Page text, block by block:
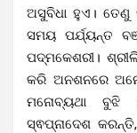
ଅସୁବିଧା ହୁଏ। ତେଣୁ
ସମୟ ପର୍ଯ୍ୟନ୍ତ
ପଦ୍ମକେଶରୀ।
କରି ଅନଶନରେ
ମନୋବ୍ୟଥା ବୁଝି
ସ୍ଵପ୍ନାଦେଶ